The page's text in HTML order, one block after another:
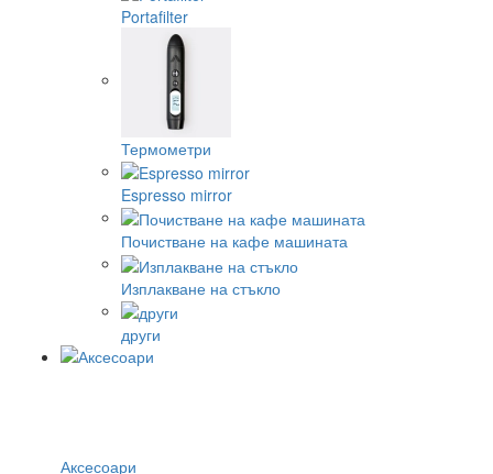
Portafilter
Термометри
Espresso mirror
Почистване на кафе машината
Изплакване на стъкло
други
Аксесоари